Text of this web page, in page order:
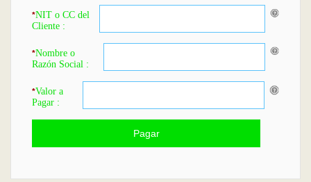
*NIT o CC del
Cliente :
*Nombre o
Razón Social :
*Valor a
Pagar :